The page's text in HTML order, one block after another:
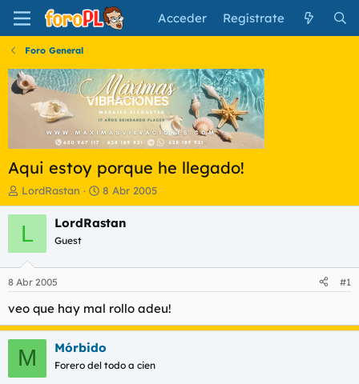
Acceder Regístrate
Foro General
Aqui estoy porque he llegado!
I
n
i
a
d
o
r
e
l
t
e
LordRastan
F
e
c
i
n
c
i
o
8 Abr 2005
L LordRastan
Guest
8 Abr 2005 #1
veo que hay mal rollo adeu!
M Mórbido
Forero del todo a cien